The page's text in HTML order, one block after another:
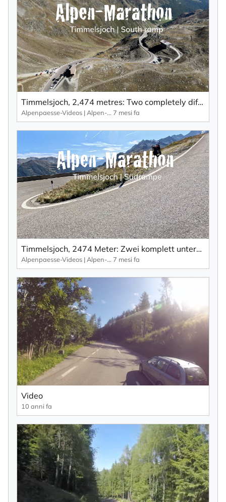
Timmelsjoch, 2,474 metres: Two completely different ramps – winding, steep, breathtaking and expensive ...
Alpenpaesse-Videos | Alpen-Marathon 7 mesi fa
Timmelsjoch, 2474 Meter: Zwei komplett unterschiedliche Rampen – kurvig, steil, atemberaubend und teuer ...
Alpenpaesse-Videos | Alpen-Marathon 7 mesi fa
Video
10 anni fa
ISCRIVITI ALLA NEWSLETTER ×
Nome
Cognome